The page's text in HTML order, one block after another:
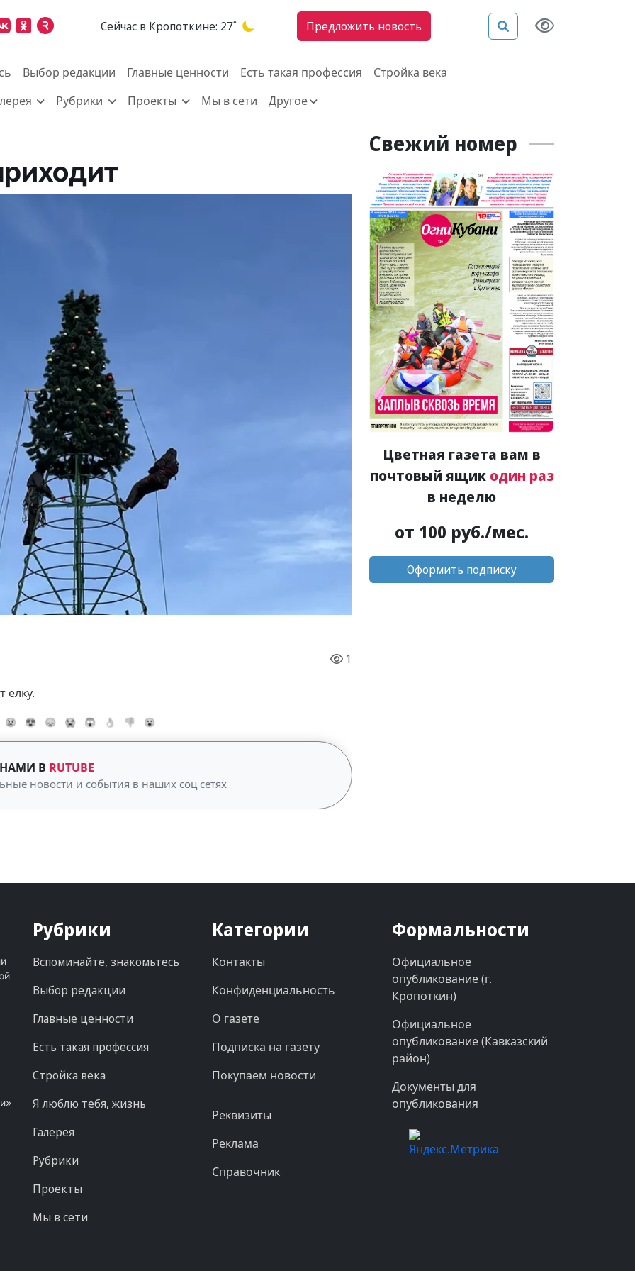
Cейчас в Кропоткине: 27˚ Предложить новость
Выбор редакции Главные ценности Есть такая профессия
Стройка века
Рубрики Проекты Мы в сети Другое
1
елку.
😢 😍 😞 😭 😱 👌 👎 😮
В RUTUBE
новости и события в наших соц сетях
Свежий номер
Цветная газета вам в
почтовый ящик один раз
в неделю
от 100 руб./мес.
Оформить подписку
Рубрики
Вспоминайте, знакомьтесь
Выбор редакции
Главные ценности
Есть такая профессия
Стройка века
Я люблю тебя, жизнь
Галерея
Рубрики
Проекты
Мы в сети
Категории
Контакты
Конфиденциальность
О газете
Подписка на газету
Покупаем новости
Реквизиты
Реклама
Справочник
Формальности
Официальное
опубликование (г.
Кропоткин)
Официальное
опубликование (Кавказский
район)
Документы для
опубликования